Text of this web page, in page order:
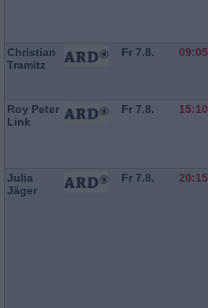
Christian
Tramitz
Fr 7.8. 09:05
Roy Peter
Link
Fr 7.8. 15:10
Julia
Jäger
Fr 7.8. 20:15